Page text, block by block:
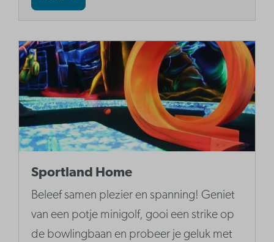
Sportland Home
Beleef samen plezier en spanning! Geniet
van een potje minigolf, gooi een strike op
de bowlingbaan en probeer je geluk met